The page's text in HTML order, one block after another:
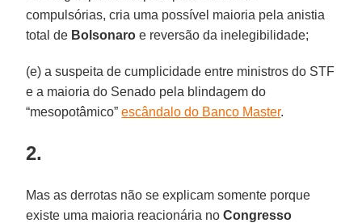
compulsórias, cria uma possível maioria pela anistia
total de Bolsonaro e reversão da inelegibilidade;
(e) a suspeita de cumplicidade entre ministros do STF
e a maioria do Senado pela blindagem do
“mesopotâmico”escândalo do Banco Master.
2.
Mas as derrotas não se explicam somente porque
existe uma maioria reacionária noCongresso